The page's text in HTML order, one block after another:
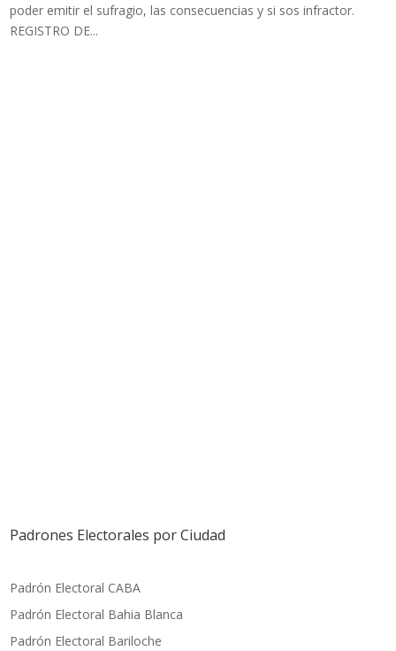
poder emitir el sufragio, las consecuencias y si sos infractor.
REGISTRO DE...
Padrones Electorales por Ciudad
Padrón Electoral CABA
Padrón Electoral Bahia Blanca
Padrón Electoral Bariloche